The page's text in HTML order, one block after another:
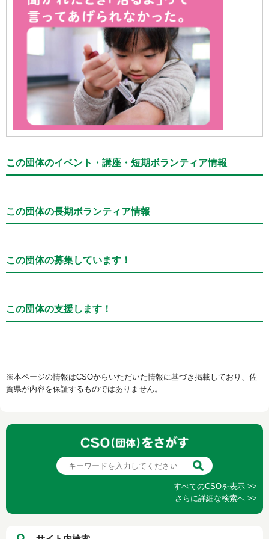
この団体のイベント・講座・短期ボランティア情報
この団体の長期ボランティア情報
この団体の募集しています！
この団体の支援します！
※本ページの情報はCSOからいただいた情報に基づき掲載しており、佐
賀県が内容を保証するものではありません。
すべてのCSOを表示 >>
さらに詳細な検索へ >>